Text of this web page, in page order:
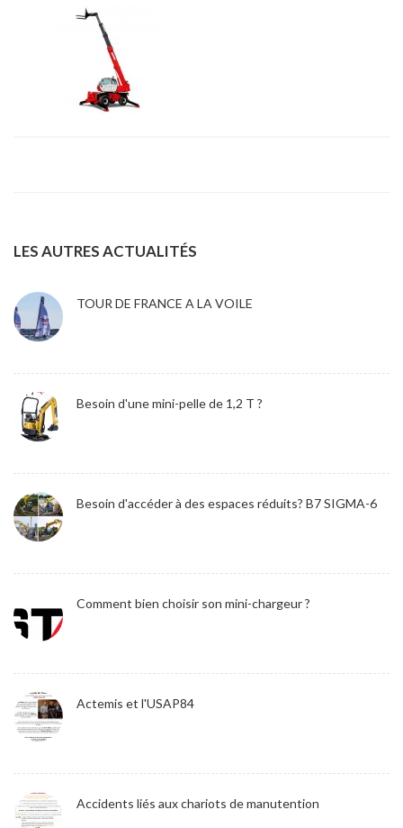
LES AUTRES ACTUALITÉS
TOUR DE FRANCE A LA VOILE
Besoin d'une mini-pelle de 1,2 T ?
Besoin d'accéder à des espaces réduits? B7 SIGMA-6
Comment bien choisir son mini-chargeur ?
Actemis et l'USAP84
Accidents liés aux chariots de manutention